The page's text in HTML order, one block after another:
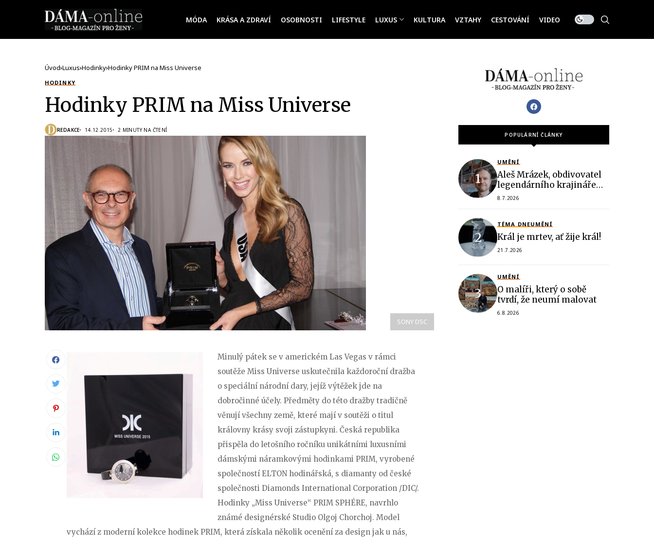
MÓDA KRÁSA A ZDRAVÍ OSOBNOSTI LIFESTYLE LUXUS KULTURA VZTAHY CESTOVÁNÍ VIDEO
Úvod Luxus Hodinky Hodinky PRIM na Miss Universe
HODINKY
Hodinky PRIM na Miss Universe
REDAKCE 14.12.2015 2 MINUTY NA ČTENÍ
SONY DSC
Minulý pátek se v americkém Las Vegas v rámci
soutěže Miss Universe uskutečnila každoroční dražba
o speciální národní dary, jejíž výtěžek jde na
dobročinné účely. Předměty do této dražby tradičně
věnují všechny země, které mají v soutěži o titul
královny krásy svoji zástupkyni. Česká republika
přispěla do letošního ročníku unikátními luxusními
dámskými náramkovými hodinkami PRIM, vyrobené
společností ELTON hodinářská, s diamanty od české
společnosti Diamonds International Corporation /DIC/.
Hodinky „Miss Universe“ PRIM SPHÉRE, navrhlo
známé designérské Studio Olgoj Chorchoj. Model
vychází z moderní kolekce hodinek PRIM, která získala několik ocenění za design jak u nás,
POPULÁRNÍ ČLÁNKY
UMĚNÍ
Aleš Mrázek, obdivovatel
legendárního krajináře
Slavíčka, vystavuje v
8.7.2026
TÉMA DNEUMĚNÍ
Král je mrtev, ať žije král!
21.7.2026
UMĚNÍ
O malíři, který o sobě
tvrdí, že neumí malovat
6.8.2026